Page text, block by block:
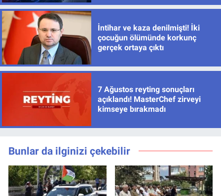
İntihar ve kaza denilmişti! İki
çocuğun ölümünde korkunç
gerçek ortaya çıktı
7 Ağustos reyting sonuçları
açıklandı! MasterChef zirveyi
kimseye bırakmadı
Bunlar da ilginizi çekebilir